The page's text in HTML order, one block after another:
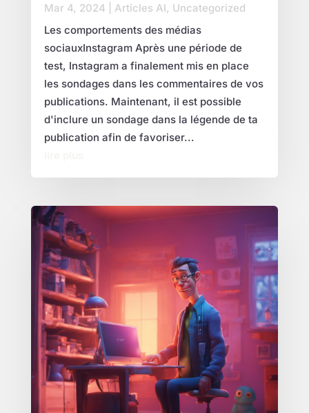
Mar 4, 2024 Articles AI, Uncategorized
Les comportements des médias
sociauxInstagram Après une période de
test, Instagram a finalement mis en place
les sondages dans les commentaires de vos
publications. Maintenant, il est possible
d'inclure un sondage dans la légende de ta
publication afin de favoriser...